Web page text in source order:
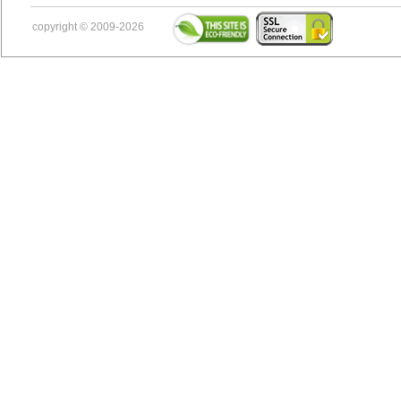
copyright © 2009-2026